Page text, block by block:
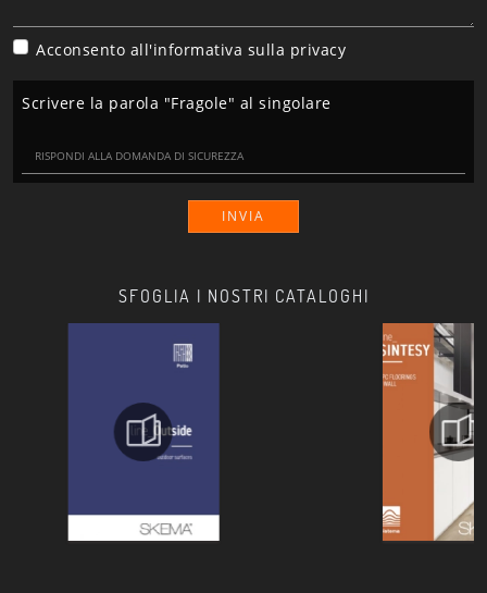
SFOGLIA I NOSTRI CATALOGHI
Acconsento all'informativa sulla privacy
Scrivere la parola "Fragole" al singolare
INVIA